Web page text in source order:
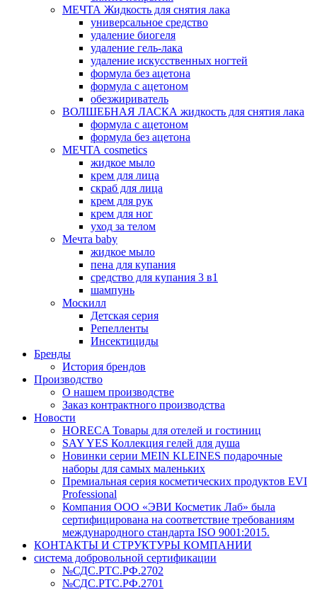
МЕЧТА Жидкость для снятия лака
универсальное средство
удаление биогеля
удаление гель-лака
удаление искусственных ногтей
формула без ацетона
формула с ацетоном
обезжириватель
ВОЛШЕБНАЯ ЛАСКА жидкость для снятия лака
формула с ацетоном
формула без ацетона
МЕЧТА cosmetics
жидкое мыло
крем для лица
скраб для лица
крем для рук
крем для ног
уход за телом
Мечта baby
жидкое мыло
пена для купания
средство для купания 3 в1
шампунь
Москилл
Детская серия
Репелленты
Инсектициды
Бренды
История брендов
Производство
О нашем производстве
Заказ контрактного производства
Новости
HORECA Товары для отелей и гостиниц
SAY YES Коллекция гелей для душа
Новинки серии MEIN KLEINES подарочные
наборы для самых маленьких
Премиальная серия косметических продуктов EVI
Professional
Компания ООО «ЭВИ Косметик Лаб» была
сертифицирована на соответствие требованиям
международного стандарта ISO 9001:2015.
КОНТАКТЫ И СТРУКТУРЫ КОМПАНИИ
система добровольной сертификации
№СДС.РТС.РФ.2702
№СДС.РТС.РФ.2701